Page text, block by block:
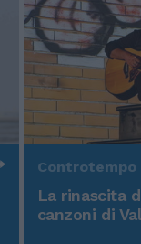
Controtempo
La rinascita
canzoni di